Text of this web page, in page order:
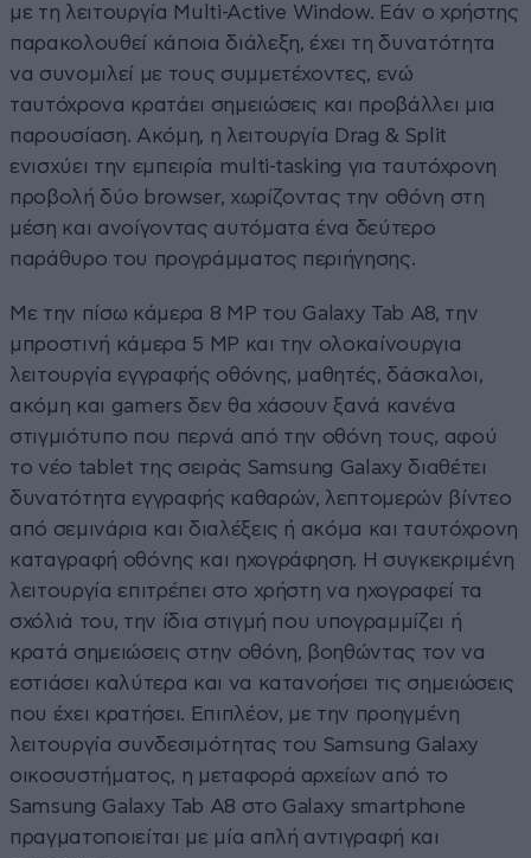
με τη λειτουργία Multi-Active Window. Εάν ο χρήστης
παρακολουθεί κάποια διάλεξη, έχει τη δυνατότητα
να συνομιλεί με τους συμμετέχοντες, ενώ
ταυτόχρονα κρατάει σημειώσεις και προβάλλει μια
παρουσίαση. Ακόμη, η λειτουργία Drag & Split
ενισχύει την εμπειρία multi-tasking για ταυτόχρονη
προβολή δύο browser, χωρίζοντας την οθόνη στη
μέση και ανοίγοντας αυτόματα ένα δεύτερο
παράθυρο του προγράμματος περιήγησης.
Με την πίσω κάμερα 8 MP του Galaxy Tab A8, την
μπροστινή κάμερα 5 MP και την ολοκαίνουργια
λειτουργία εγγραφής οθόνης, μαθητές, δάσκαλοι,
ακόμη και gamers δεν θα χάσουν ξανά κανένα
στιγμιότυπο που περνά από την οθόνη τους, αφού
το νέο tablet της σειράς Samsung Galaxy διαθέτει
δυνατότητα εγγραφής καθαρών, λεπτομερών βίντεο
από σεμινάρια και διαλέξεις ή ακόμα και ταυτόχρονη
καταγραφή οθόνης και ηχογράφηση. H συγκεκριμένη
λειτουργία επιτρέπει στο χρήστη να ηχογραφεί τα
σχόλιά του, την ίδια στιγμή που υπογραμμίζει ή
κρατά σημειώσεις στην οθόνη, βοηθώντας τον να
εστιάσει καλύτερα και να κατανοήσει τις σημειώσεις
που έχει κρατήσει. Επιπλέον, με την προηγμένη
λειτουργία συνδεσιμότητας του Samsung Galaxy
οικοσυστήματος, η μεταφορά αρχείων από το
Samsung Galaxy Tab A8 στο Galaxy smartphone
πραγματοποιείται με μία απλή αντιγραφή και